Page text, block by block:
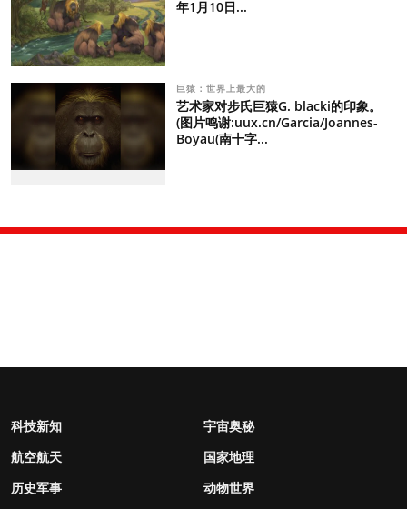
年1月10日...
巨猿：世界上最大的
艺术家对步氏巨猿G. blacki的印象。
(图片鸣谢:uux.cn/Garcia/Joannes-
Boyau(南十字...
科技新知
宇宙奥秘
航空航天
国家地理
历史军事
动物世界